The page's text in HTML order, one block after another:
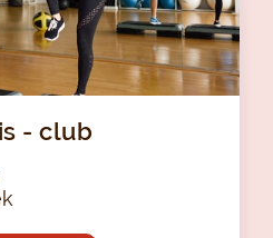
- club